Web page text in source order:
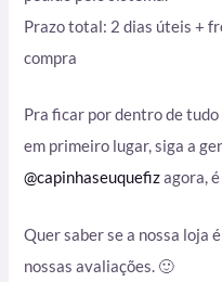
Prazo total: 2 dias úteis +
compra
Pra ficar por dentro de tudo
em primeiro lugar, siga a
@capinhaseuquefizagora,
Quer saber se a nossa loja
nossas avaliações. 🙂